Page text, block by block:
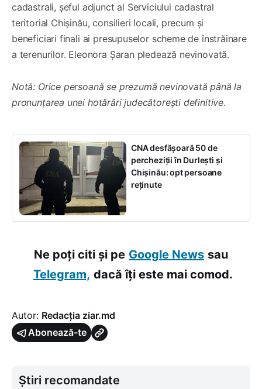
cadastrali, șeful adjunct al Serviciului cadastral
teritorial Chișinău, consilieri locali, precum și
beneficiari finali ai presupuselor scheme de înstrăinare
a terenurilor. Eleonora Șaran pledează nevinovată.
Notă: Orice persoană se prezumă nevinovată până la
pronunțarea unei hotărâri judecătorești definitive.
CNA desfășoară 50 de
percheziții în Durlești și
Chișinău: opt persoane
reținute
Ne poți citi și pe Google News sau
Telegram, dacă îți este mai comod.
Autor: Redacția ziar.md
Abonează-te
Știri recomandate